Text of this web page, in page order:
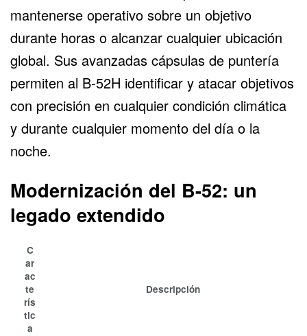
mantenerse operativo sobre un objetivo
durante horas o alcanzar cualquier ubicación
global. Sus avanzadas cápsulas de puntería
permiten al B-52H identificar y atacar objetivos
con precisión en cualquier condición climática
y durante cualquier momento del día o la
noche.
Modernización del B-52: un
legado extendido
C
ar
ac
te
rís
tic
a
Descripción